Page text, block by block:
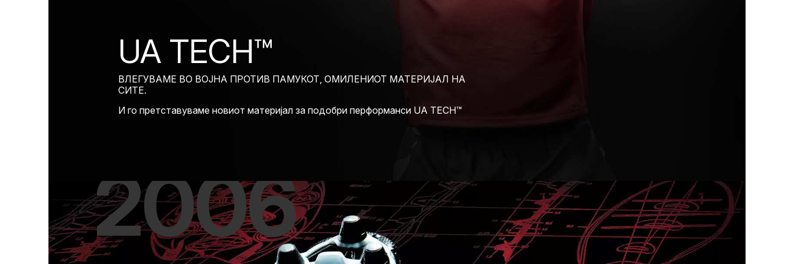
UA TECH™
ВЛЕГУВАМЕ ВО ВОЈНА ПРОТИВ ПАМУКОТ, ОМИЛЕНИОТ МАТЕРИЈАЛ НА
СИТЕ.
И го претставуваме новиот материјал за подобри перформанси UA TECH™
2006